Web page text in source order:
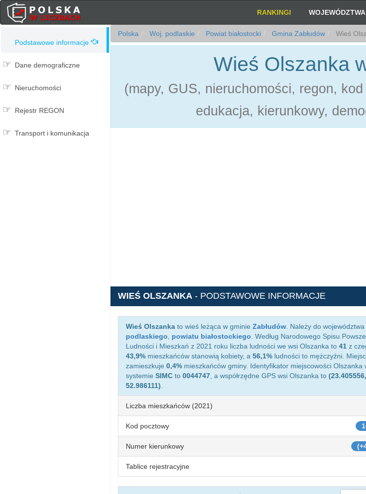
RANKINGI WOJEWÓDZTWA
Podstawowe informacje
Dane demograficzne
Nieruchomości
Rejestr REGON
Transport i komunikacja
Polska Woj. podlaskie Powiat białostocki Gmina Zabłudów Wieś
Wieś Olszanka
(mapy, GUS, nieruchomości, regon,
edukacja, kierunkowy,
WIEŚ OLSZANKA - PODSTAWOWE INFORMACJE
Wieś Olszanka to wieś leżąca w gminie Zabłudów . Należy do województwa
podlaskiego
powiatu białostockiego . Według Narodowego Spisu
Ludności i Mieszkań z 2021 roku liczba ludności we wsi Olszanka to 41 z
43,9% mieszkańców stanowią kobiety, a 56,1% ludności to mężczyźni.
zamieszkuje 0,4% mieszkańców gminy. Identyfikator miejscowości Olszanka
systemie SIMC to 0044747 , a współrzędne GPS wsi Olszanka to (23.405556,
52.986111)
Liczba mieszkańców (2021)
Kod pocztowy
Numer kierunkowy
Tablice rejestracyjne